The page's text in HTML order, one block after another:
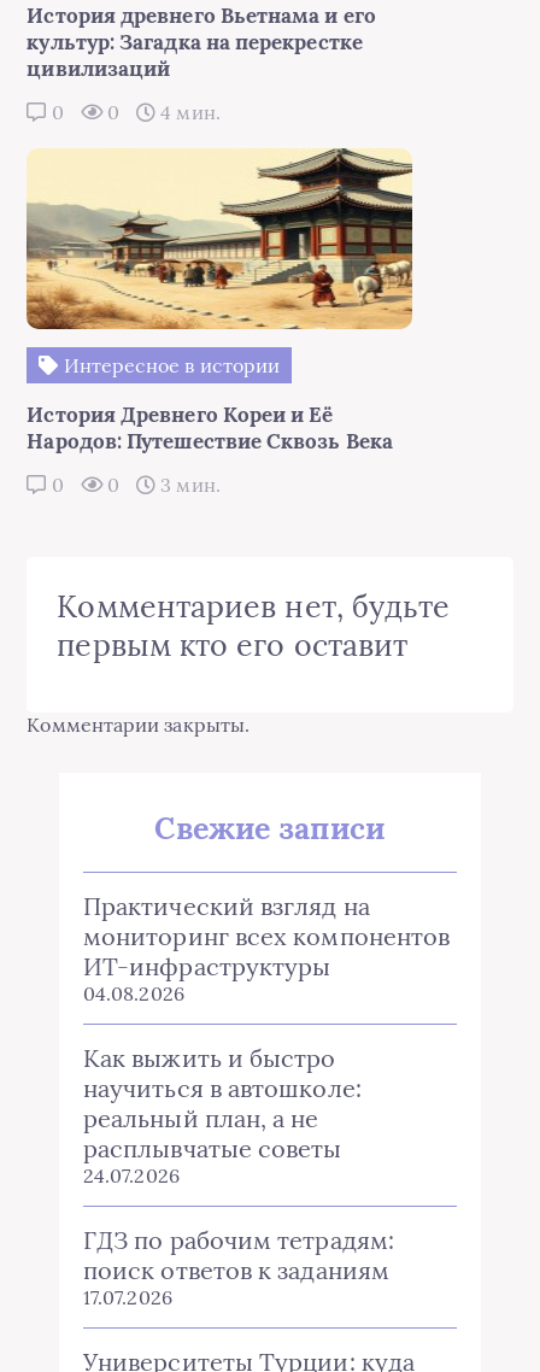
История древнего Вьетнама и его
культур: Загадка на перекрестке
цивилизаций
0 0 4 мин.
Интересное в истории
История Древнего Кореи и Её
Народов: Путешествие Сквозь Века
0 0 3 мин.
Комментариев нет, будьте
первым кто его оставит
Комментарии закрыты.
Свежие записи
Практический взгляд на
мониторинг всех компонентов
ИТ-инфраструктуры
04.08.2026
Как выжить и быстро
научиться в автошколе:
реальный план, а не
расплывчатые советы
24.07.2026
ГДЗ по рабочим тетрадям:
поиск ответов к заданиям
17.07.2026
Университеты Турции: куда